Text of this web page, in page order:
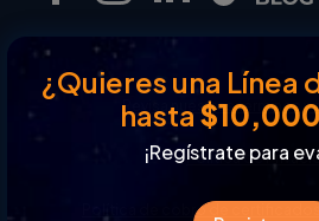
¿Quieres una Línea
hasta
¡Regístrate para
Revisa nuestros términos
Política de
Política de cobro de certificados